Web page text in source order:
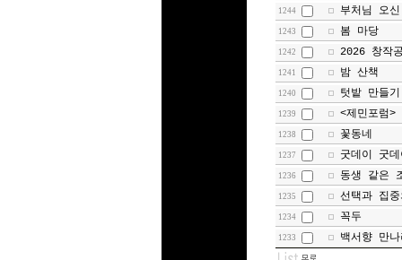
1244 부처님 오
1243 봄 마당
1242 2026 창작
1241 밤 산책
1240 텃밭 만들기
1239 <제민포럼>
1238 꽃동네
1237 굿데이 굿데
1236 동생 같은
1235 선택과 집
1234 꼭두
1233 백서향 만나